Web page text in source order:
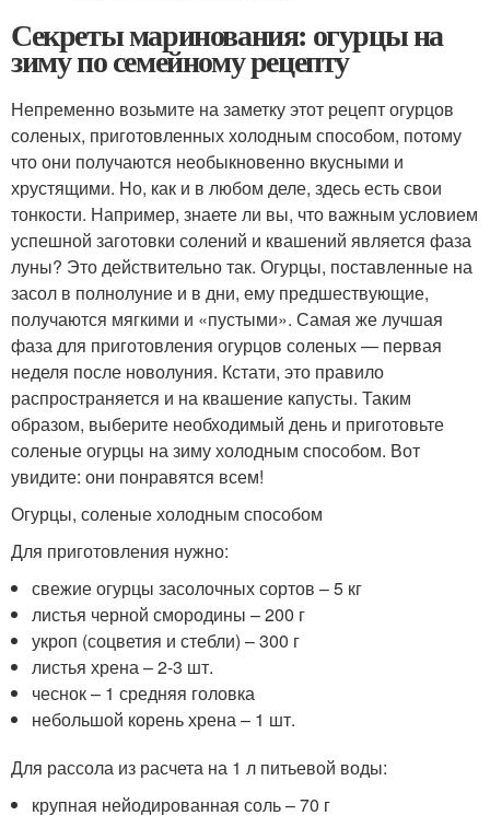
Секреты маринования: огурцы на
зиму по семейному рецепту
Непременно возьмите на заметку этот рецепт огурцов
соленых, приготовленных холодным способом, потому
что они получаются необыкновенно вкусными и
хрустящими. Но, как и в любом деле, здесь есть свои
тонкости. Например, знаете ли вы, что важным условием
успешной заготовки солений и квашений является фаза
луны? Это действительно так. Огурцы, поставленные на
засол в полнолуние и в дни, ему предшествующие,
получаются мягкими и «пустыми». Самая же лучшая
фаза для приготовления огурцов соленых — первая
неделя после новолуния. Кстати, это правило
распространяется и на квашение капусты. Таким
образом, выберите необходимый день и приготовьте
соленые огурцы на зиму холодным способом. Вот
увидите: они понравятся всем!
Огурцы, соленые холодным способом
Для приготовления нужно:
свежие огурцы засолочных сортов – 5 кг
листья черной смородины – 200 г
укроп (соцветия и стебли) – 300 г
листья хрена – 2-3 шт.
чеснок – 1 средняя головка
небольшой корень хрена – 1 шт.
Для рассола из расчета на 1 л питьевой воды:
крупная нейодированная соль – 70 г